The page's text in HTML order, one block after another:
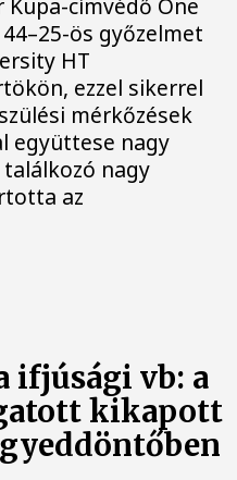
ös győzelmet
HT
ezzel sikerrel
mérkőzések
együttese nagy
nagy
az
ifjúsági vb: a
kikapott